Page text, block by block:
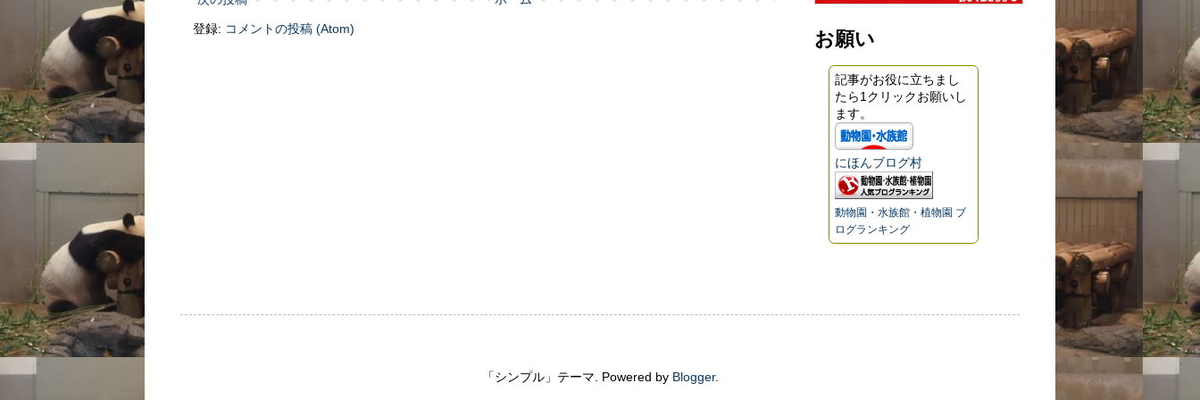
登録: コメントの投稿 (Atom) お願い
記事がお役に立ちまし
たら1クリックお願いし
ます。
にほんブログ村
動物園・水族館・植物園 ブ
ログランキング
「シンプル」テーマ. Powered by Blogger.